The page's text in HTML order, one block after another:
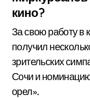
кино?
За свою работу в
получил
зрительских
Сочи и
орел».